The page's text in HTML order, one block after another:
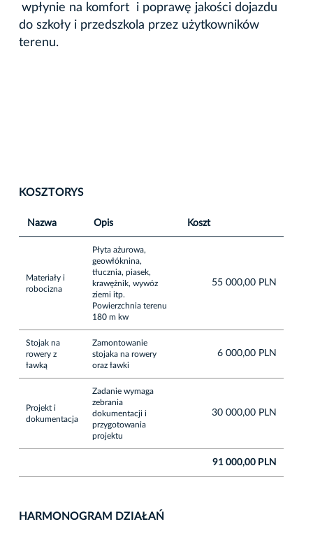
wpłynie na komfort i poprawę jakości dojazdu
do szkoły i przedszkola przez użytkowników
terenu.
KOSZTORYS
Nazwa Opis Koszt
Materiały i
robocizna
Płyta ażurowa,
geowłóknina,
tłucznia, piasek,
krawężnik, wywóz
ziemi itp.
Powierzchnia terenu
180 m kw
55 000,00 PLN
Stojak na
rowery z
ławką
Zamontowanie
stojaka na rowery
oraz ławki
6 000,00 PLN
Projekt i
dokumentacja
Zadanie wymaga
zebrania
dokumentacji i
przygotowania
projektu
30 000,00 PLN
91 000,00 PLN
HARMONOGRAM DZIAŁAŃ